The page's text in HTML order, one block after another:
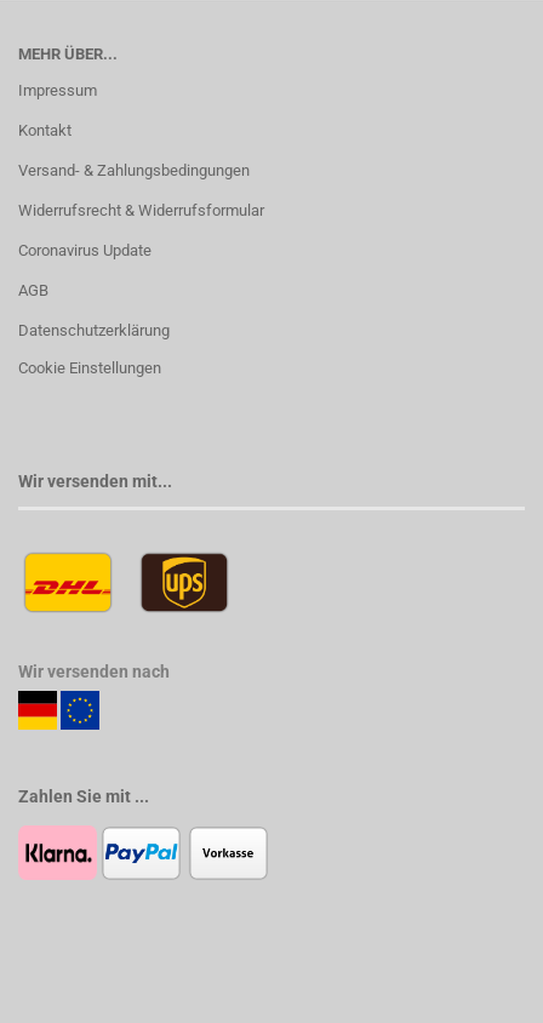
MEHR ÜBER...
Impressum
Kontakt
Versand- & Zahlungsbedingungen
Widerrufsrecht & Widerrufsformular
Coronavirus Update
AGB
Datenschutzerklärung
Cookie Einstellungen
Wir versenden mit...
Wir versenden nach
Zahlen Sie mit ...